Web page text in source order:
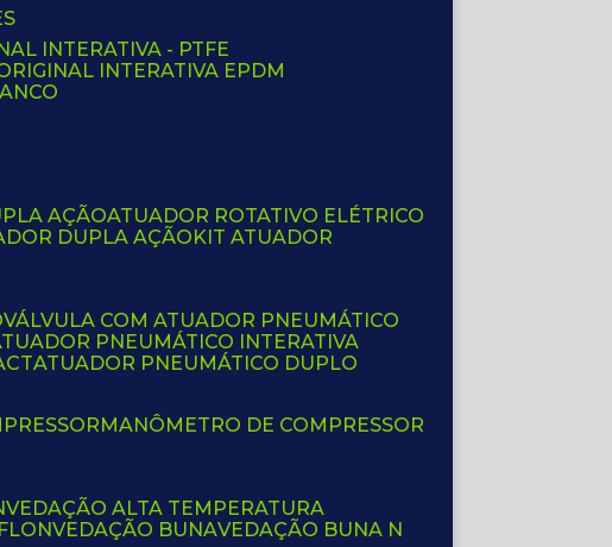
INTERATIVA - PTFE
INTERATIVA EPDM
AÇÃO
ATUADOR ROTATIVO ELÉTRICO
DUPLA AÇÃO
KIT ATUADOR
VÁLVULA COM ATUADOR PNEUMÁTICO
ATUADOR PNEUMÁTICO INTERATIVA
ATUADOR PNEUMÁTICO DUPLO
MANÔMETRO DE COMPRESSOR
VEDAÇÃO ALTA TEMPERATURA
VEDAÇÃO BUNA VEDAÇÃO BUNA N